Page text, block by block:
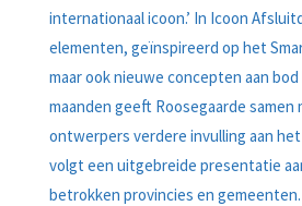
internationaal icoon.’ In Icoon
elementen, geïnspireerd op het
maar ook nieuwe concepten aan
maanden geeft Roosegaarde samen
ontwerpers verdere invulling aan het
volgt een uitgebreide presentatie
betrokken provincies en